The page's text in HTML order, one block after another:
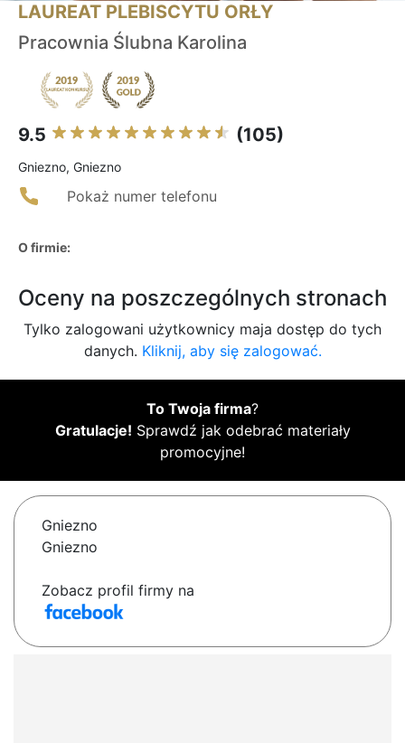
LAUREAT PLEBISCYTU ORŁY
Pracownia Ślubna Karolina
9.5 (105)
Gniezno, Gniezno
Pokaż numer telefonu
O firmie:
Oceny na poszczególnych stronach
Tylko zalogowani użytkownicy maja dostęp do tych
danych. Kliknij, aby się zalogować.
To Twoja firma?
Gratulacje! Sprawdź jak odebrać materiały
promocyjne!
Gniezno
Gniezno
Zobacz profil firmy na